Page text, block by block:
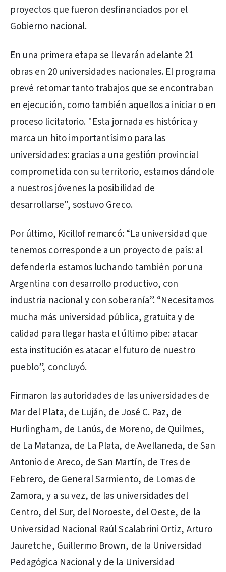
proyectos que fueron desfinanciados por el
Gobierno nacional.
En una primera etapa se llevarán adelante 21
obras en 20 universidades nacionales. El programa
prevé retomar tanto trabajos que se encontraban
en ejecución, como también aquellos a iniciar o en
proceso licitatorio. "Esta jornada es histórica y
marca un hito importantísimo para las
universidades: gracias a una gestión provincial
comprometida con su territorio, estamos dándole
a nuestros jóvenes la posibilidad de
desarrollarse", sostuvo Greco.
Por último, Kicillof remarcó: “La universidad que
tenemos corresponde a un proyecto de país: al
defenderla estamos luchando también por una
Argentina con desarrollo productivo, con
industria nacional y con soberanía”. “Necesitamos
mucha más universidad pública, gratuita y de
calidad para llegar hasta el último pibe: atacar
esta institución es atacar el futuro de nuestro
pueblo”, concluyó.
Firmaron las autoridades de las universidades de
Mar del Plata, de Luján, de José C. Paz, de
Hurlingham, de Lanús, de Moreno, de Quilmes,
de La Matanza, de La Plata, de Avellaneda, de San
Antonio de Areco, de San Martín, de Tres de
Febrero, de General Sarmiento, de Lomas de
Zamora, y a su vez, de las universidades del
Centro, del Sur, del Noroeste, del Oeste, de la
Universidad Nacional Raúl Scalabrini Ortiz, Arturo
Jauretche, Guillermo Brown, de la Universidad
Pedagógica Nacional y de la Universidad